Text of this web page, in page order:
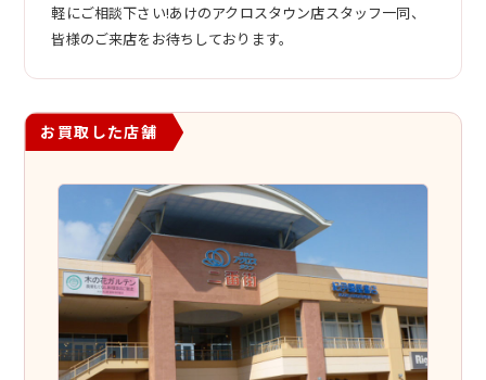
軽にご相談下さい!あけのアクロスタウン店スタッフ一同、
皆様のご来店をお待ちしております。
お買取した店舗